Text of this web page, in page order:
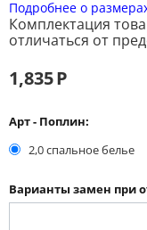
Подробнее о
Комплектация
отличаться от
1,835Р
Арт - Поплин:
2,0 спальное белье
Варианты замен при